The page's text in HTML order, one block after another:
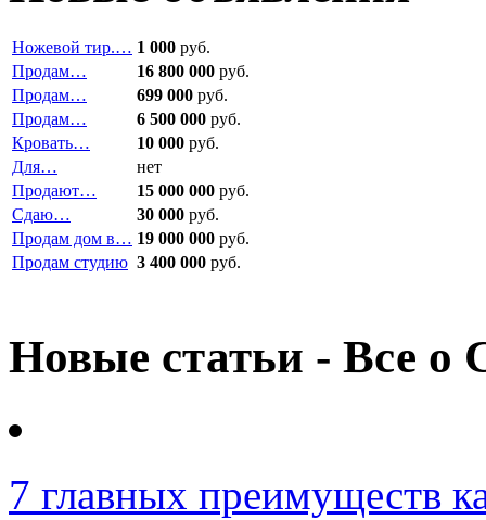
Ножевой тир.… 1 000 руб.
Продам…
16 800 000 руб.
Продам…
699 000 руб.
Продам…
6 500 000 руб.
Кровать…
10 000 руб.
Для…
нет
Продают…
15 000 000 руб.
Сдаю…
30 000 руб.
Продам дом в… 19 000 000 руб.
Продам студию 3 400 000 руб.
Новые статьи - Все о
7 главных преимуществ